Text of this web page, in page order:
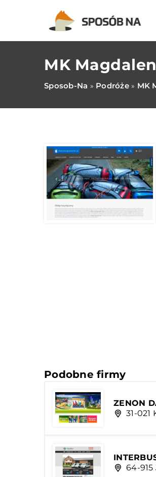
MK
Sposob-Na » Podróże» MK
Podobne firmy
ZENON
31-021
64-915